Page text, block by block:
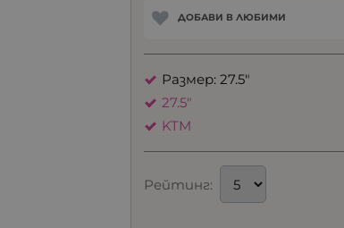
ДОБАВИ В ЛЮБИМИ
Размер: 27.5"
27.5"
KTM
Рейтинг: